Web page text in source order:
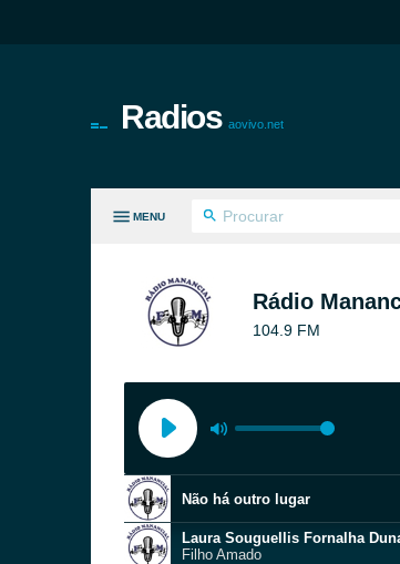
Radios aovivo.net
MENU
Rádio
104.9 FM
Não há outro lugar
Laura Souguellis Fornalha
Filho Amado